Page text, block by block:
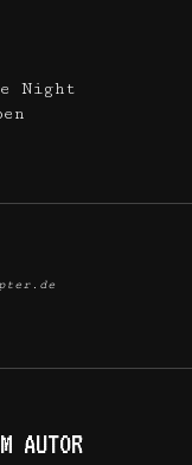
Night
AUTOR